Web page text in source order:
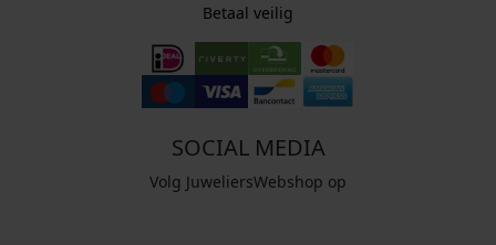
Betaal veilig
SOCIAL MEDIA
Volg JuweliersWebshop op